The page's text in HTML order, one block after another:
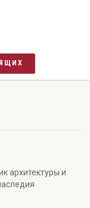
архитектуры и